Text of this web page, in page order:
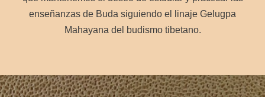
enseñanzas de Buda siguiendo el linaje Gelugpa
Mahayana del budismo tibetano.